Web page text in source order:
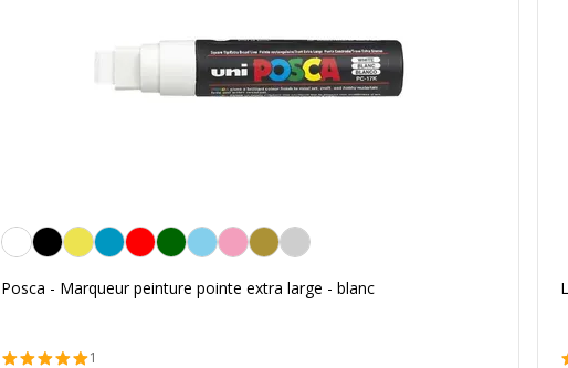
Blanc
Posca - Marqueur peinture pointe extra large - blanc
1